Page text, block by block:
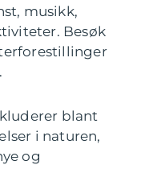
musikk,
Besøk
blant
i naturen,
og